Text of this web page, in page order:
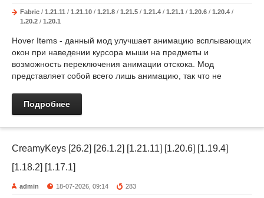
Fabric / 1.21.11 / 1.21.10 / 1.21.8 / 1.21.5 / 1.21.4 / 1.21.1 / 1.20.6 / 1.20.4 /
1.20.2 / 1.20.1
Hover Items - данный мод улучшает анимацию всплывающих
окон при наведении курсора мыши на предметы и
возможность переключения анимации отскока. Мод
представляет собой всего лишь анимацию, так что не
Подробнее
CreamyKeys [26.2] [26.1.2] [1.21.11] [1.20.6] [1.19.4]
[1.18.2] [1.17.1]
admin 18-07-2026, 09:14 283